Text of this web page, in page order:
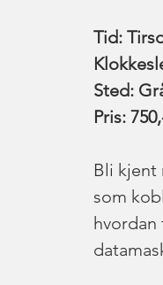
Tid:
Sted:
Pris:
Bli kjent
som